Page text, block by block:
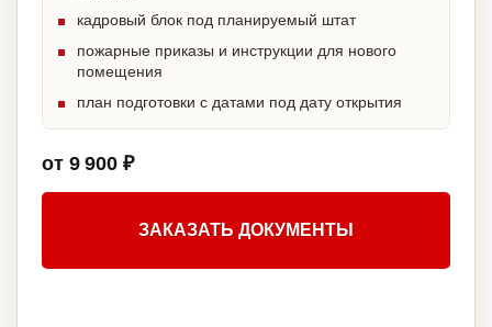
кадровый блок под планируемый штат
пожарные приказы и инструкции для нового
помещения
план подготовки с датами под дату открытия
от 9 900 ₽
ЗАКАЗАТЬ ДОКУМЕНТЫ